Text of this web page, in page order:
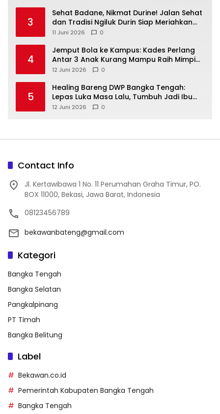
3
‎Sehat Badane, Nikmat Durine! Jalan Sehat
dan Tradisi Ngiluk Durin Siap Meriahkan
Bangka Tengah
11 Juni 2026 0
4
Jemput Bola ke Kampus: Kades Perlang
Antar 3 Anak Kurang Mampu Raih Mimpi
Kuliah
12 Juni 2026 0
5
Healing Bareng DWP Bangka Tengah:
Lepas Luka Masa Lalu, Tumbuh Jadi Ibu
yang Tangguh
12 Juni 2026 0
Contact Info
Jl. Kertawibawa 1 No. 11 Perumahan Graha Timur, PO.
BOX 11000, Bekasi, Jawa Barat, Indonesia
08123456789
bekawanbateng@gmail.com
Kategori
Bangka Tengah
Bangka Selatan
Pangkalpinang
PT Timah
Bangka Belitung
Label
Bekawan.co.id
Pemerintah Kabupaten Bangka Tengah
Bangka Tengah